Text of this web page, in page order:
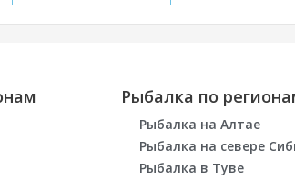
Рыбалка по
Рыбалка на Алтае
Рыбалка на севере
Рыбалка в Туве